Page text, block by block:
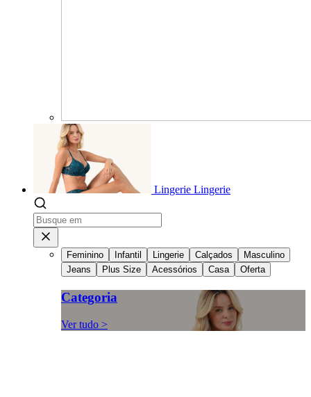
Lingerie Lingerie
Feminino Infantil Lingerie Calçados
Masculino
Jeans
Plus Size Acessórios Casa Oferta
Categoria
Ver tudo >